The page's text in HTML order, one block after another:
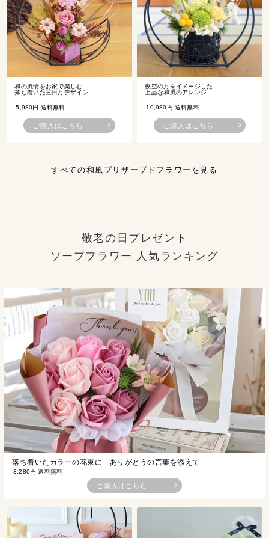
和の風情をお家で楽しむ
落ち着いた三日月デザイン
5,980円 送料無料
ご購入はこちら
夜空の月をイメージした
上品な和風のアレンジ
10,980円 送料無料
ご購入はこちら
すべての和風プリザーブドフラワーを見る
敬老の日プレゼント
ソープフラワー 人気ランキング
落ち着いたカラーの花束に ありがとうの言葉を添えて
3,280円 送料無料
ご購入はこちら